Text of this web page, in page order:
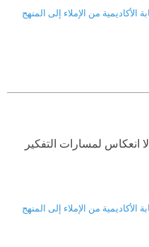
الأكاديمية من الإملاء إلى المنهج
انعكاس لمسارات التفكير
الأكاديمية من الإملاء إلى المنهج